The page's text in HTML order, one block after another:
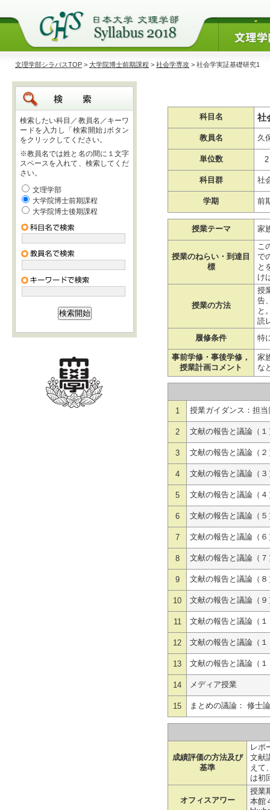
文理学部シラバスTOP > 大学院博士前期課程 > 社会学専攻 > 社会学実証基礎研究1
検索したい科目／教員名／キーワ
ードを入力し「検索開始｣ボタン
をクリックしてください。
※教員名では姓と名の間に１文字
スペースを入れて、検索してくだ
さい。
文理学部
大学院博士前期課程
大学院博士後期課程
科目名 社
教員名 久
単位数 2
科目群 社
学期 前
授業テーマ 家
授業のねらい・到達目
標
こ
で
と
け
授業の方法
授
告
と
読
履修条件
特
事前学修・事後学修，
授業計画コメント
家
な
1 授業ガイダンス：担
2 文献の報告と議論（
3 文献の報告と議論（
4 文献の報告と議論（
5 文献の報告と議論（
6 文献の報告と議論（
7 文献の報告と議論（
8 文献の報告と議論（
9 文献の報告と議論（
10 文献の報告と議論（
11 文献の報告と議論（
12 文献の報告と議論（
13 文献の報告と議論（
14 メディア授業
15 まとめの議論： 修士
成績評価の方法及び
基準
レポ
文献
えて
は初
オフィスアワー
授業
本館